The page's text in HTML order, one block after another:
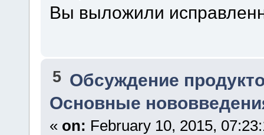
Вы выложили
5 Обсуждение
Основные
« on: February 10, 2015,